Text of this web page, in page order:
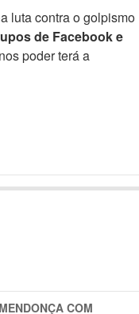
luta contra o golpismo
de Facebook e
poder terá a
COM